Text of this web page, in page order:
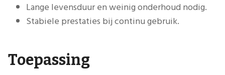
Lange levensduur en weinig onderhoud nodig.
Stabiele prestaties bij continu gebruik.
Toepassing